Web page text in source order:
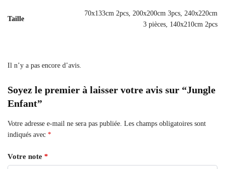
Taille
70x133cm 2pcs, 200x200cm 3pcs, 240x220cm
3 pièces, 140x210cm 2pcs
Il n’y a pas encore d’avis.
Soyez le premier à laisser votre avis sur “Jungle
Enfant”
Votre adresse e-mail ne sera pas publiée. Les champs obligatoires sont
indiqués avec *
Votre note *